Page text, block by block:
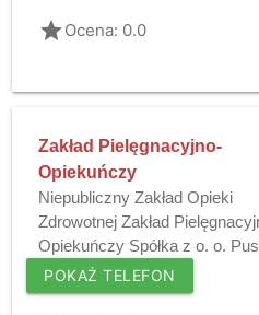
gradeOcena: 0.0
Zakład Pielęgnacyjno-
Opiekuńczy
Niepubliczny Zakład Opieki
Zdrowotnej Zakład
Opiekuńczy Spółka z o. o.
POKAŻ TELEFON